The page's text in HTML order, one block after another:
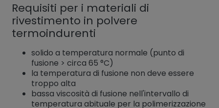
Requisiti per i materiali di
rivestimento in polvere
termoindurenti
solido a temperatura normale (punto di
fusione > circa 65 °C)
la temperatura di fusione non deve essere
troppo alta
bassa viscosità di fusione nell'intervallo di
temperatura abituale per la polimerizzazione